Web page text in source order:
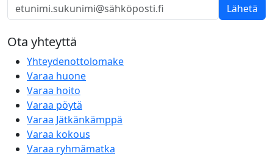
Lähetä
Ota yhteyttä
Yhteydenottolomake
Varaa huone
Varaa hoito
Varaa pöytä
Varaa Jätkänkämppä
Varaa kokous
Varaa ryhmämatka